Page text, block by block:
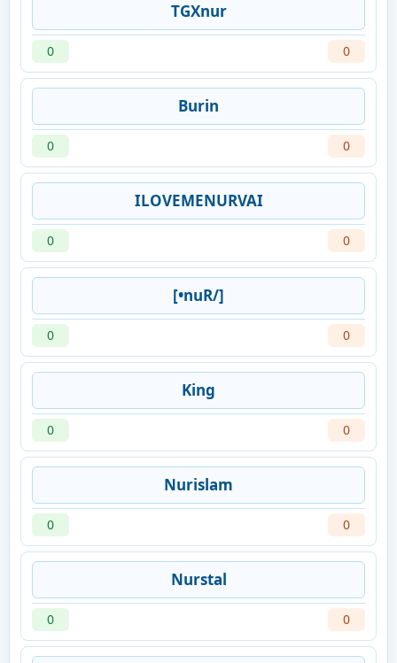
TGXnur
0 0
Burin
0 0
ILOVEMENURVAI
0 0
[•nuR/]
0 0
King
0 0
Nurislam
0 0
Nurstal
0 0